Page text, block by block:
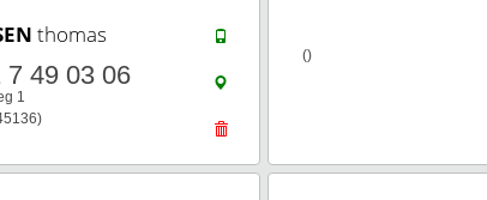
thomas
7 49 03 06
1
()